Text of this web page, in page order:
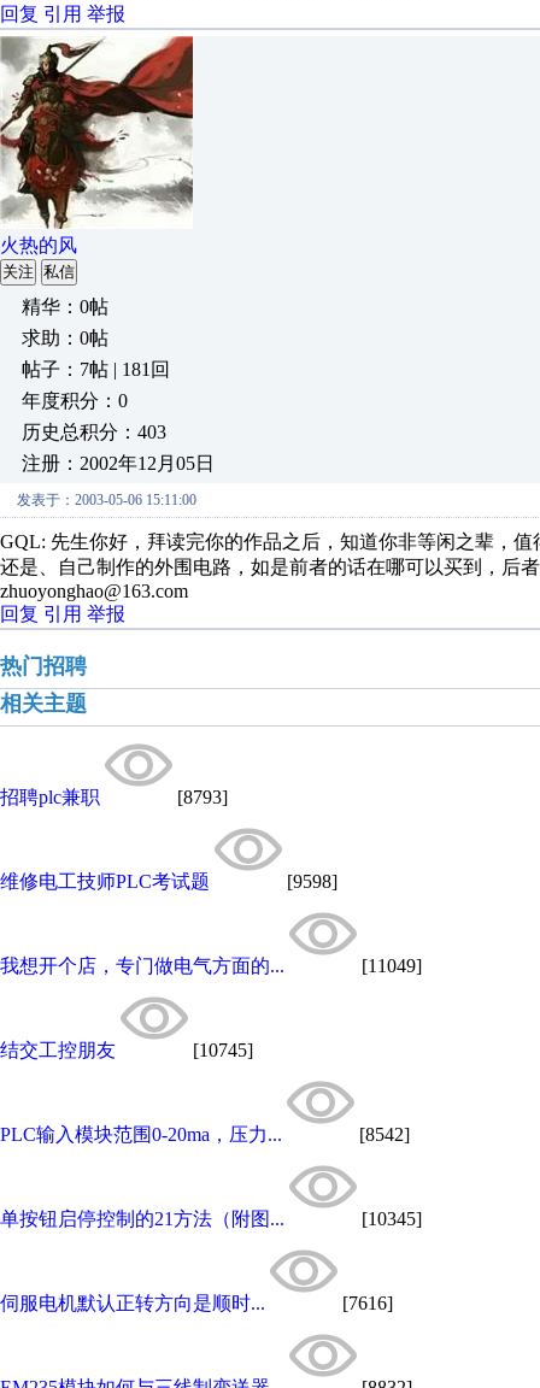
回复 引用 举报
火热的风
关注 私信
精华：0帖
求助：0帖
帖子：7帖 | 181回
年度积分：0
历史总积分：403
注册：2002年12月05日
发表于：2003-05-06 15:11:00
GQL: 先生你好，拜读完你的作品之后，知道你非等闲之辈，
还是、自己制作的外围电路，如是前者的话在哪可以买到，后
zhuoyonghao@163.com
回复 引用 举报
热门招聘
相关主题
招聘plc兼职 [8793]
维修电工技师PLC考试题 [9598]
我想开个店，专门做电气方面的... [11049]
结交工控朋友 [10745]
PLC输入模块范围0-20ma，压力... [8542]
单按钮启停控制的21方法（附图... [10345]
伺服电机默认正转方向是顺时... [7616]